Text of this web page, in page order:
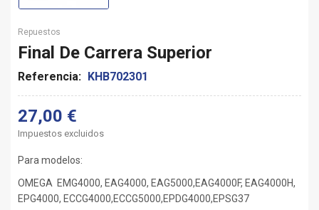
Repuestos
Final De Carrera Superior
Referencia: KHB702301
27,00 €
Impuestos excluidos
Para modelos:
OMEGA EMG4000, EAG4000, EAG5000,EAG4000F, EAG4000H,
EPG4000, ECCG4000,ECCG5000,EPDG4000,EPSG37